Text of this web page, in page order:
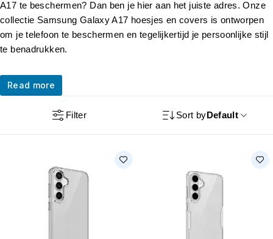
A17 te beschermen? Dan ben je hier aan het juiste adres. Onze
collectie Samsung Galaxy A17 hoesjes en covers is ontworpen
om je telefoon te beschermen en tegelijkertijd je persoonlijke stijl
te benadrukken.
Read more
Filter Sort byDefault